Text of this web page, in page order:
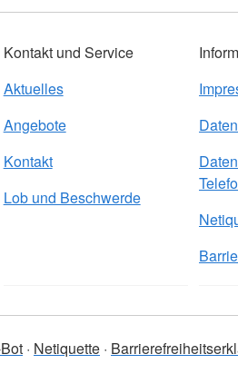
Kontakt und Service
Aktuelles
Angebote
Kontakt
Lob und Beschwerde
Netiquette